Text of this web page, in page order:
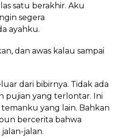
satu berakhir. Aku
segera
ayahku.
dan awas kalau sampai
dari bibirnya. Tidak ada
pujian yang terlontar. Ini
yang lain. Bahkan
bercerita bahwa
jalan.